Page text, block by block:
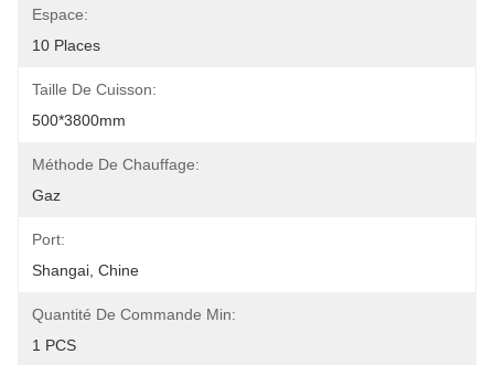
Espace:
10 Places
Taille De Cuisson:
500*3800mm
Méthode De Chauffage:
Gaz
Port:
Shangai, Chine
Quantité De Commande Min:
1 PCS